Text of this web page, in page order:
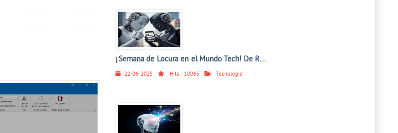
¡Semana de Locura en el Mundo Tech! De R...
22-06-2025 Hits: 10065 Tecnología